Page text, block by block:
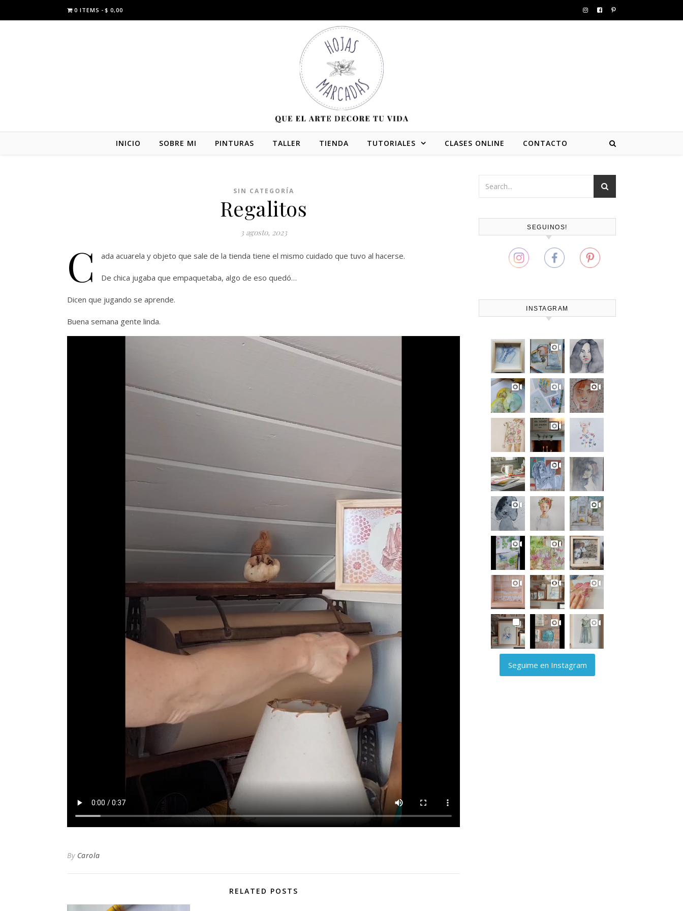
0 ITEMS $ 0,00
INICIO SOBRE MI PINTURAS TALLER TIENDA TUTORIALES CLASES ONLINE CONTACTO
SIN CATEGORÍA
Regalitos
3 agosto, 2023
C ada acuarela y objeto que sale de la tienda tiene el mismo cuidado que tuvo al hacerse.
De chica jugaba que empaquetaba, algo de eso quedó…
Dicen que jugando se aprende.
Buena semana gente linda.
By Carola
RELATED POSTS
SEGUINOS!
INSTAGRAM
Seguime en Instagram